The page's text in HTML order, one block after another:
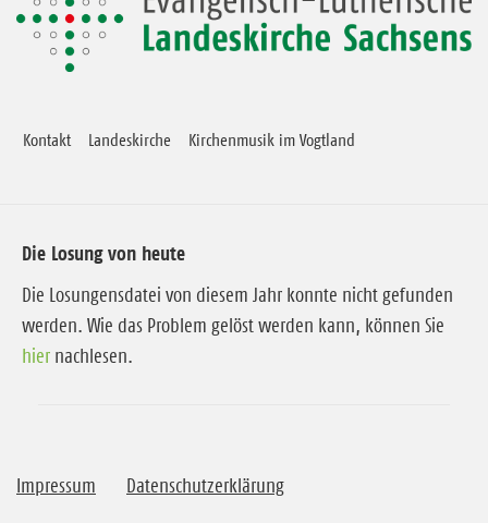
Kontakt Landeskirche Kirchenmusik im Vogtland
Die Losung von heute
Die Losungensdatei von diesem Jahr konnte nicht gefunden
werden. Wie das Problem gelöst werden kann, können Sie
hier nachlesen.
Impressum Datenschutzerklärung